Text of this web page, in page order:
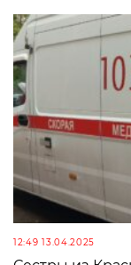
12:49 13.04.2025